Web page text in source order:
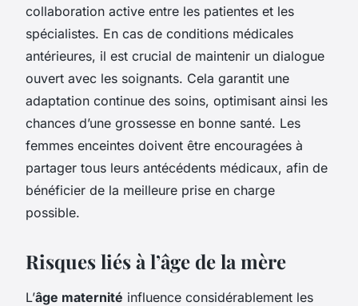
collaboration active entre les patientes et les
spécialistes. En cas de conditions médicales
antérieures, il est crucial de maintenir un dialogue
ouvert avec les soignants. Cela garantit une
adaptation continue des soins, optimisant ainsi les
chances d’une grossesse en bonne santé. Les
femmes enceintes doivent être encouragées à
partager tous leurs antécédents médicaux, afin de
bénéficier de la meilleure prise en charge
possible.
Risques liés à l’âge de la mère
L’âge maternité influence considérablement les